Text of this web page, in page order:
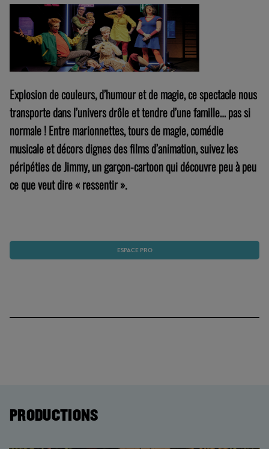
Explosion de couleurs, d’humour et de magie, ce spectacle nous
transporte dans l’univers drôle et tendre d’une famille… pas si
normale ! Entre marionnettes, tours de magie, comédie
musicale et décors dignes des films d’animation, suivez les
péripéties de Jimmy, un garçon-cartoon qui découvre peu à peu
ce que veut dire « ressentir ».
ESPACE PRO
PRODUCTIONS